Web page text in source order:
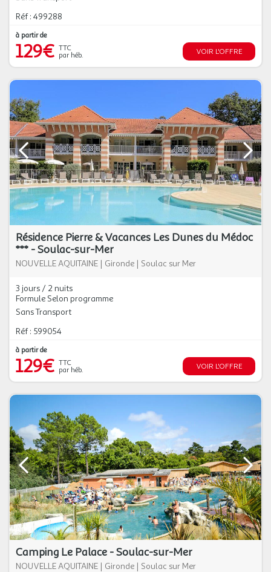
Réf : 499288
à partir de
129€ TTC
par héb.
VOIR L'OFFRE
Résidence Pierre & Vacances Les Dunes du Médoc
*** - Soulac-sur-Mer
NOUVELLE AQUITAINE | Gironde | Soulac sur Mer
3 jours / 2 nuits
Formule Selon programme
Sans Transport
Réf : 599054
à partir de
129€ TTC
par héb.
VOIR L'OFFRE
Camping Le Palace - Soulac-sur-Mer
NOUVELLE AQUITAINE | Gironde | Soulac sur Mer